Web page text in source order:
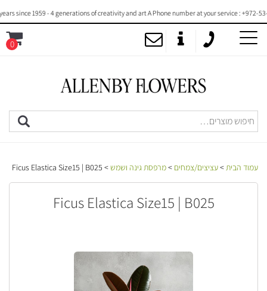
since 1959 - 4 generations of creativity and art A Phone number at your service : +972-53-
0
עמוד הבית>עציצים/צמחים >מרפסת גינה ושמש> Ficus Elastica Size15 | B025
Ficus Elastica Size15 | B025